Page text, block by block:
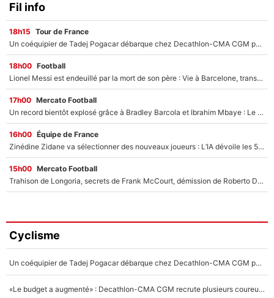
Fil info
18h15 Tour de France
Un coéquipier de Tadej Pogacar débarque chez Decathlon-CMA CGM pour épauler Paul Seixas : «Mes meilleures années sont à venir»
18h00 Football
Lionel Messi est endeuillé par la mort de son père : Vie à Barcelone, transfert au PSG... voilà comment Jorge Messi a joué un rôle essentiel dans sa carrière !
17h00 Mercato Football
Un record bientôt explosé grâce à Bradley Barcola et Ibrahim Mbaye : Le PSG sur le point de réaliser un mercato historique ?
16h00 Équipe de France
Zinédine Zidane va sélectionner des nouveaux joueurs : L’IA dévoile les 5 cracks qui pourraient rapidement le rejoindre en équipe de France !
15h00 Mercato Football
Trahison de Longoria, secrets de Frank McCourt, démission de Roberto De Zerbi : Medhi Benatia se lâche sur son départ de l'OM et fait d'importantes révélations
Cyclisme
Un coéquipier de Tadej Pogacar débarque chez Decathlon-CMA CGM pour épauler Paul Seixas : «Mes meilleures années sont à venir»
«Le budget a augmenté» : Decathlon-CMA CGM recrute plusieurs coureurs pour offrir à Paul Seixas une équipe pour gagner le Tour de France 2027